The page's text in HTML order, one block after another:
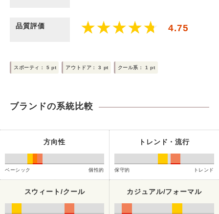
品質評価 4.75
スポーティ：5pt アウトドア：3 pt クール系：1pt
ブランドの系統比較
方向性
ベーシック 個性的
トレンド・流行
保守的 トレンド
スウィート/クール カジュアル/フォーマル